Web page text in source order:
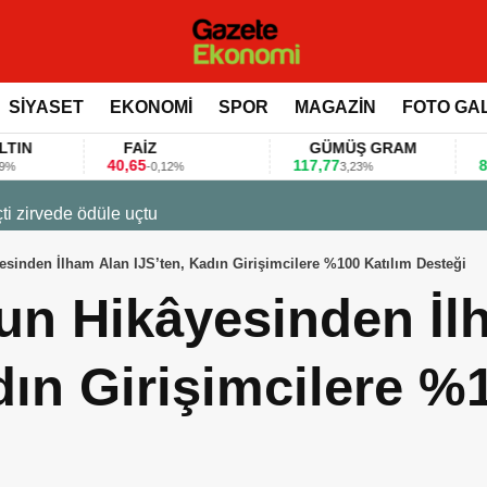
SİYASET EKONOMİ SPOR MAGAZİN FOTO
FAİZ
40,65
GÜMÜŞ GRAM
BITCOIN
0,36%
değerlendirdi
İlham Alan IJS’ten, Kadın Girişimcilere %100 Katılım Desteği
Hikâyesinden
Girişimcilere